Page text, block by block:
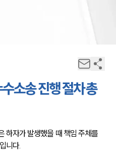
소송 진행 절차 총
하자가 발생했을 때 책임 주체를
니다.